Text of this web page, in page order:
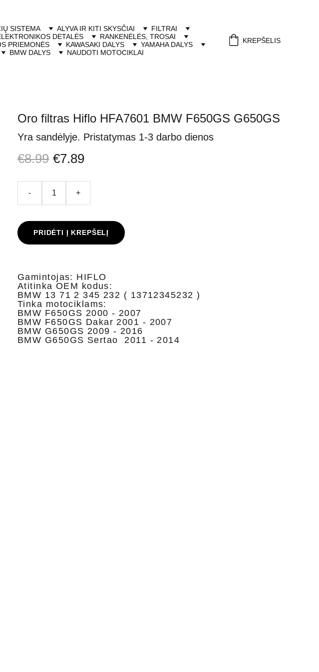
SISTEMA ALYVA IR KITI SKYSČIAI
FILTRAI
DETALĖS
RANKENĖLĖS, TROSAI
PRIEMONĖS KAWASAKI DALYS
YAMAHA DALYS
BMW DALYS NAUDOTI MOTOCIKLAI
KREPŠELIS
Oro filtras Hiflo HFA7601 BMW F650GS G650GS
Yra sandėlyje. Pristatymas 1-3 darbo dienos
€8.99 €7.89
- +
PRIDĖTI Į KREPŠELĮ
Gamintojas: HIFLO
Atitinka OEM kodus:
BMW 13 71 2 345 232 ( 13712345232 )
Tinka motociklams:
BMW F650GS 2000 - 2007
BMW F650GS Dakar 2001 - 2007
BMW G650GS 2009 - 2016
BMW G650GS Sertao 2011 - 2014